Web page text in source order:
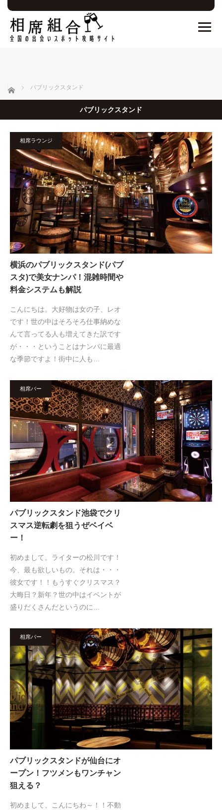
ホーム パブリックスタンド
パブリックスタンド
相席ラウンジ
横浜のパブリックスタンド(パブ
スタ)で美女ナンパ！混雑時間や
料金システムも解説
こんにちは。大好物は女の子、レオ
です！世の中はそろそろ仕事納めな
んて言ってる人も増えてきた訳です
が・・・ということはナンパに最適
な季節ですよ！街中に人も…
相席バー
パブリックスタンド池袋でクリ
スマス逆転劇を狙うぜベイベ
ー！
初めまして。ライターの松川です！
今、最も欲しいもの。それは・・・
彼女です！！もうすぐクリスマス？
大晦日？新年？世の中はイベントが
盛りだくさんだというのに…
相席バー
パブリックスタンドが仙台にオ
ープン！フツメンもワンチャン
狙える？
初めまして、こんにちわ～！！不動